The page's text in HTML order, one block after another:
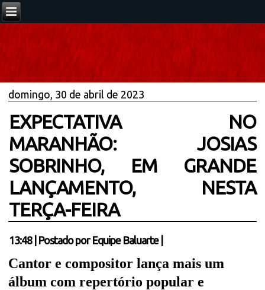
domingo, 30 de abril de 2023
EXPECTATIVA NO
MARANHÃO: JOSIAS
SOBRINHO, EM GRANDE
LANÇAMENTO, NESTA
TERÇA-FEIRA
13:48| Postado por Equipe Baluarte
Cantor e compositor lança mais um
álbum com repertório popular e